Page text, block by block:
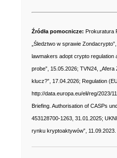
Źródła pomocnicze: Prokuratura
„Śledztwo w sprawie
lawmakers adopt crypto regulation
probe”, 15.05.2026; TVN24,
klucz?”, 17.04.2026; Regulation
http://data.europa.eu/eli/reg/2023/
Briefing. Authorisation of CASPs
453128700-1263, 31.01.2025;
rynku kryptoaktywów”, 11.09.2023.